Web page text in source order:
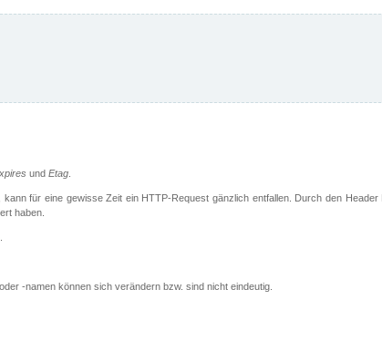
und Etag.
für eine gewisse Zeit ein HTTP-Request gänzlich entfallen. Durch den
haben.
.
-namen können sich verändern bzw. sind nicht eindeutig.